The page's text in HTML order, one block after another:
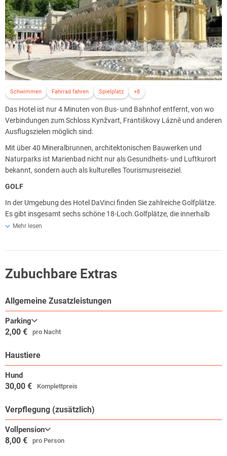
Schwimmen Fahrrad fahren Spielplatz +8
Das Hotel ist nur 4 Minuten von Bus- und Bahnhof entfernt, von wo
Verbindungen zum Schloss Kynžvart, Františkovy Lázně und anderen
Ausflugszielen möglich sind.
Mit über 40 Mineralbrunnen, architektonischen Bauwerken und
Naturparks ist Marienbad nicht nur als Gesundheits- und Luftkurort
bekannt, sondern auch als kulturelles Tourismusreiseziel.
GOLF
In der Umgebung des Hotel DaVinci finden Sie zahlreiche Golfplätze.
Es gibt insgesamt sechs schöne 18-Loch.Golfplätze, die innerhalb
von 10 bis 30 Minuten Fahrt erreichbar sind.
Radfahrroten. Zwischen 1km und 42km Länge ist alles Möglich.
In Marienbad gibt es außerdem ein Mini-Ski-Resort, welches 1,6 Km
lange Pisten hat, einen Skilift und weitere Ausstattung, die Ihr
Skierlebnis im Winter unvergesslich machen.
Mehr lesen
Zubuchbare Extras
Allgemeine Zusatzleistungen
Parking
2,00 € pro Nacht
Haustiere
Hund
30,00 € Komplettpreis
Verpflegung (zusätzlich)
Vollpension
8,00 € pro Person